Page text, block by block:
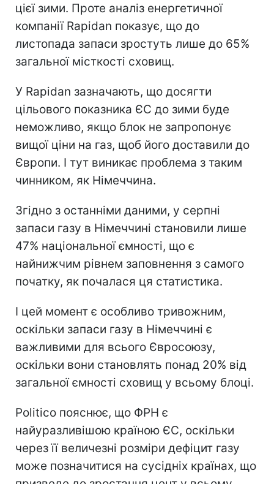
цієї зими. Проте аналіз енергетичної
компанії Rapidan показує, що до
листопада запаси зростуть лише до 65%
загальної місткості сховищ.
У Rapidan зазначають, що досягти
цільового показника ЄС до зими буде
неможливо, якщо блок не запропонує
вищої ціни на газ, щоб його доставили до
Європи. І тут виникає проблема з таким
чинником, як Німеччина.
Згідно з останніми даними, у серпні
запаси газу в Німеччині становили лише
47% національної ємності, що є
найнижчим рівнем заповнення з самого
початку, як почалася ця статистика.
І цей момент є особливо тривожним,
оскільки запаси газу в Німеччині є
важливими для всього Євросоюзу,
оскільки вони становлять понад 20% від
загальної ємності сховищ у всьому блоці.
Politico пояснює, що ФРН є
найуразливішою країною ЄС, оскільки
через її величезні розміри дефіцит газу
може позначитися на сусідніх країнах, що